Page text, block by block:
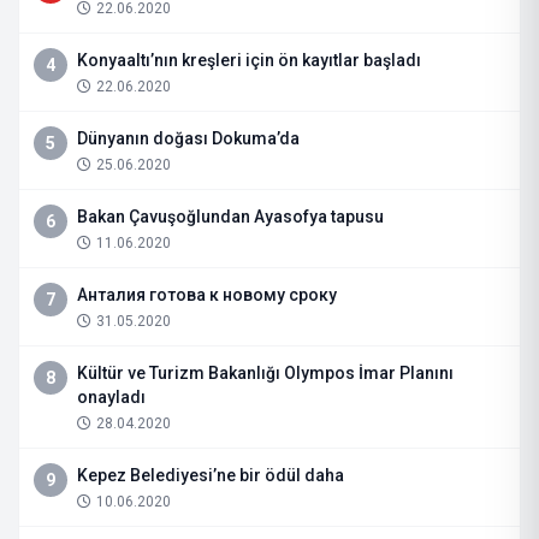
22.06.2020
4 Konyaaltı’nın kreşleri için ön kayıtlar başladı
22.06.2020
5 Dünyanın doğası Dokuma’da
25.06.2020
6 Bakan Çavuşoğlundan Ayasofya tapusu
11.06.2020
7 Анталия готова к новому сроку
31.05.2020
8
Kültür ve Turizm Bakanlığı Olympos İmar Planını
onayladı
28.04.2020
9 Kepez Belediyesi’ne bir ödül daha
10.06.2020